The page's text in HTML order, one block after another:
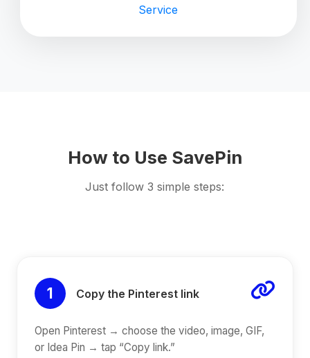
Service
How to Use SavePin
Just follow 3 simple steps:
1 Copy the Pinterest link
Open Pinterest → choose the video, image, GIF,
or Idea Pin → tap “Copy link.”